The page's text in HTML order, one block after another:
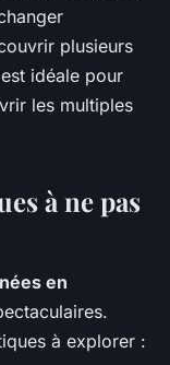
plusieurs
idéale pour
les multiples
à ne pas
en
à explorer :